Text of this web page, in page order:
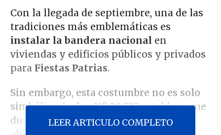
Con la llegada de septiembre, una de las
tradiciones más emblemáticas es
instalar la bandera nacional en
viviendas y edificios públicos y privados
para Fiestas Patrias.
Sin embargo, esta costumbre no es solo
simbólica: Laley N.º 20.537establece que
durante el mes patrio su izamiento es
LEER ARTICULO COMPLETO